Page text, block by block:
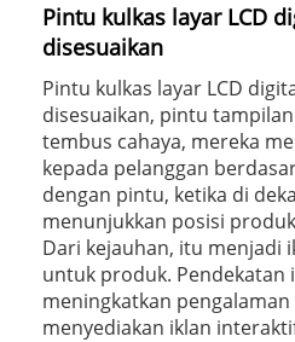
Pintu kulkas layar LCD
disesuaikan
Pintu kulkas layar LCD
disesuaikan, pintu
tembus cahaya, mereka
kepada pelanggan
dengan pintu, ketika di
menunjukkan posisi
Dari kejauhan, itu menjadi
untuk produk. Pendekatan
meningkatkan
menyediakan iklan